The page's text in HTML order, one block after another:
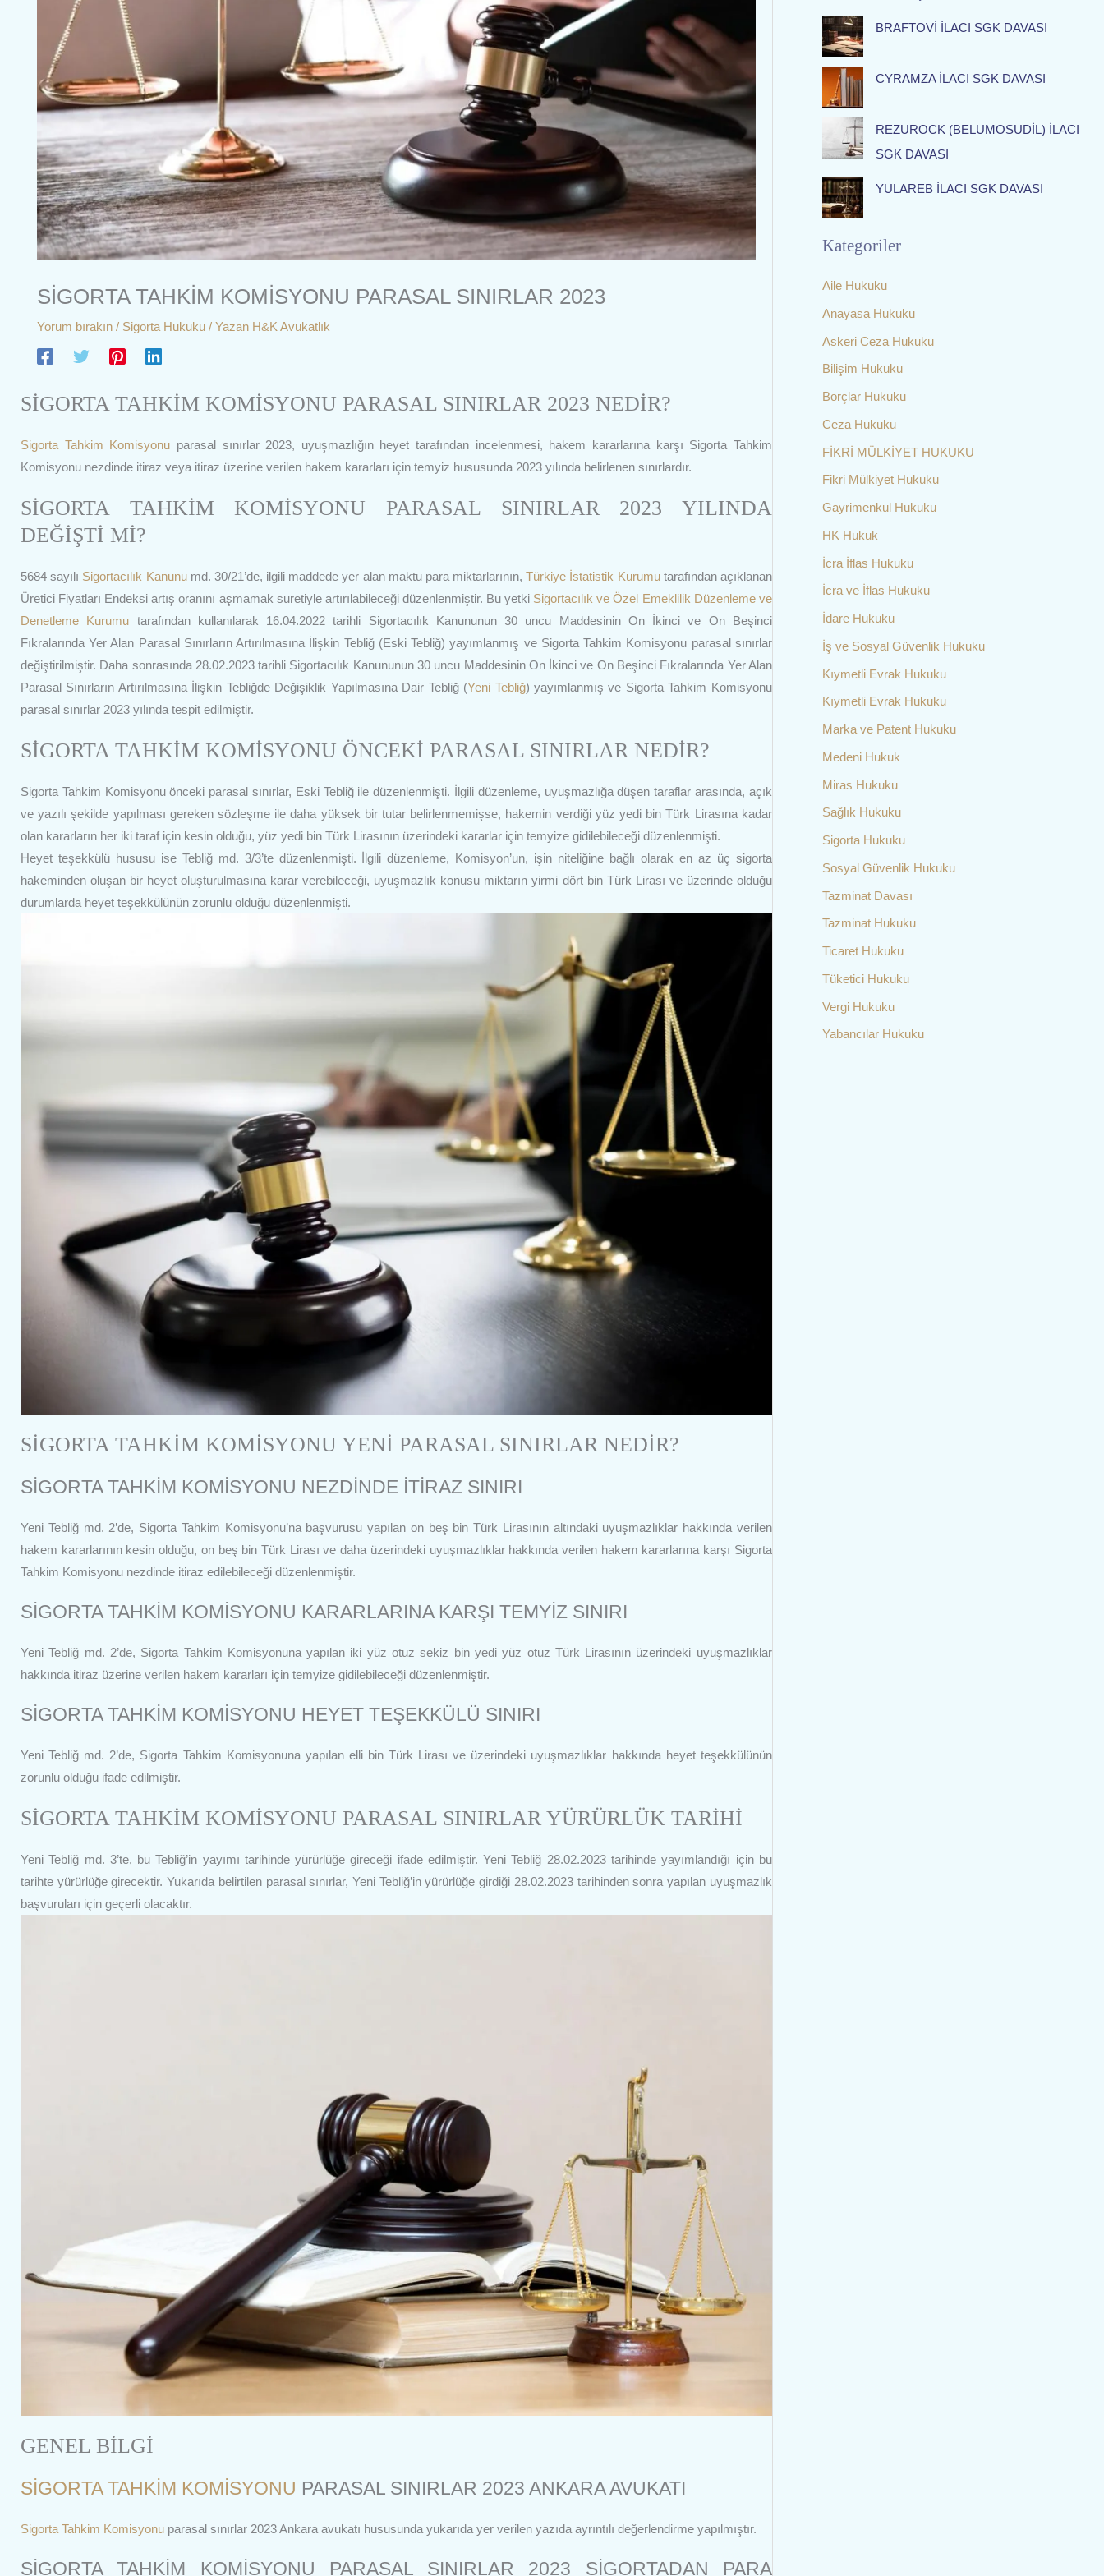
SİGORTA TAHKİM KOMİSYONU PARASAL SINIRLAR 2023
Yorum bırakın / Sigorta Hukuku / Yazan H&K Avukatlık
SİGORTA TAHKİM KOMİSYONU PARASAL SINIRLAR 2023 NEDİR?
Sigorta Tahkim Komisyonu parasal sınırlar 2023, uyuşmazlığın heyet tarafından incelenmesi, hakem kararlarına karşı Sigorta Tahkim
Komisyonu nezdinde itiraz veya itiraz üzerine verilen hakem kararları için temyiz hususunda 2023 yılında belirlenen sınırlardır.
SİGORTA TAHKİM KOMİSYONU PARASAL SINIRLAR 2023 YILINDA
DEĞİŞTİ Mİ?
5684 sayılı Sigortacılık Kanunumd. 30/21’de, ilgili maddede yer alan maktu para miktarlarının,Türkiye İstatistik Kurumutarafından açıklanan
Üretici Fiyatları Endeksi artış oranını aşmamak suretiyle artırılabileceği düzenlenmiştir. Bu yetki Sigortacılık ve Özel Emeklilik Düzenleme ve
Denetleme Kurumu tarafından kullanılarak 16.04.2022 tarihli Sigortacılık Kanununun 30 uncu Maddesinin On İkinci ve On Beşinci
Fıkralarında Yer Alan Parasal Sınırların Artırılmasına İlişkin Tebliğ (Eski Tebliğ) yayımlanmış ve Sigorta Tahkim Komisyonu parasal sınırlar
değiştirilmiştir. Daha sonrasında 28.02.2023 tarihli Sigortacılık Kanununun 30 uncu Maddesinin On İkinci ve On Beşinci Fıkralarında Yer Alan
Parasal Sınırların Artırılmasına İlişkin Tebliğde Değişiklik Yapılmasına Dair Tebliğ (Yeni Tebliğ) yayımlanmış ve Sigorta Tahkim Komisyonu
parasal sınırlar 2023 yılında tespit edilmiştir.
SİGORTA TAHKİM KOMİSYONU ÖNCEKİ PARASAL SINIRLAR NEDİR?
Sigorta Tahkim Komisyonu önceki parasal sınırlar, Eski Tebliğ ile düzenlenmişti. İlgili düzenleme, uyuşmazlığa düşen taraflar arasında, açık
ve yazılı şekilde yapılması gereken sözleşme ile daha yüksek bir tutar belirlenmemişse, hakemin verdiği yüz yedi bin Türk Lirasına kadar
olan kararların her iki taraf için kesin olduğu, yüz yedi bin Türk Lirasının üzerindeki kararlar için temyize gidilebileceği düzenlenmişti.
Heyet teşekkülü hususu ise Tebliğ md. 3/3’te düzenlenmişti. İlgili düzenleme, Komisyon’un, işin niteliğine bağlı olarak en az üç sigorta
hakeminden oluşan bir heyet oluşturulmasına karar verebileceği, uyuşmazlık konusu miktarın yirmi dört bin Türk Lirası ve üzerinde olduğu
durumlarda heyet teşekkülünün zorunlu olduğu düzenlenmişti.
SİGORTA TAHKİM KOMİSYONU YENİ PARASAL SINIRLAR NEDİR?
SİGORTA TAHKİM KOMİSYONU NEZDİNDE İTİRAZ SINIRI
Yeni Tebliğ md. 2’de, Sigorta Tahkim Komisyonu’na başvurusu yapılan on beş bin Türk Lirasının altındaki uyuşmazlıklar hakkında verilen
hakem kararlarının kesin olduğu, on beş bin Türk Lirası ve daha üzerindeki uyuşmazlıklar hakkında verilen hakem kararlarına karşı Sigorta
Tahkim Komisyonu nezdinde itiraz edilebileceği düzenlenmiştir.
SİGORTA TAHKİM KOMİSYONU KARARLARINA KARŞI TEMYİZ SINIRI
Yeni Tebliğ md. 2’de, Sigorta Tahkim Komisyonuna yapılan iki yüz otuz sekiz bin yedi yüz otuz Türk Lirasının üzerindeki uyuşmazlıklar
hakkında itiraz üzerine verilen hakem kararları için temyize gidilebileceği düzenlenmiştir.
SİGORTA TAHKİM KOMİSYONU HEYET TEŞEKKÜLÜ SINIRI
Yeni Tebliğ md. 2’de, Sigorta Tahkim Komisyonuna yapılan elli bin Türk Lirası ve üzerindeki uyuşmazlıklar hakkında heyet teşekkülünün
zorunlu olduğu ifade edilmiştir.
SİGORTA TAHKİM KOMİSYONU PARASAL SINIRLAR YÜRÜRLÜK TARİHİ
Yeni Tebliğ md. 3’te, bu Tebliğ’in yayımı tarihinde yürürlüğe gireceği ifade edilmiştir. Yeni Tebliğ 28.02.2023 tarihinde yayımlandığı için bu
tarihte yürürlüğe girecektir. Yukarıda belirtilen parasal sınırlar, Yeni Tebliğ’in yürürlüğe girdiği 28.02.2023 tarihinden sonra yapılan uyuşmazlık
başvuruları için geçerli olacaktır.
GENEL BİLGİ
SİGORTA TAHKİM KOMİSYONU PARASAL SINIRLAR 2023 ANKARA AVUKATI
Sigorta Tahkim Komisyonu parasal sınırlar 2023 Ankara avukatı hususunda yukarıda yer verilen yazıda ayrıntılı değerlendirme yapılmıştır.
SİGORTA TAHKİM KOMİSYONU PARASAL SINIRLAR 2023 SİGORTADAN PARA
o
r
:
BRAFTOVİ İLACI SGK DAVASI
CYRAMZA İLACI SGK DAVASI
REZUROCK (BELUMOSUDİL) İLACI
SGK DAVASI
YULAREB İLACI SGK DAVASI
Kategoriler
Aile Hukuku
Anayasa Hukuku
Askeri Ceza Hukuku
Bilişim Hukuku
Borçlar Hukuku
Ceza Hukuku
FİKRİ MÜLKİYET HUKUKU
Fikri Mülkiyet Hukuku
Gayrimenkul Hukuku
HK Hukuk
İcra İflas Hukuku
İcra ve İflas Hukuku
İdare Hukuku
İş ve Sosyal Güvenlik Hukuku
Kıymetli Evrak Hukuku
Kıymetli Evrak Hukuku
Marka ve Patent Hukuku
Medeni Hukuk
Miras Hukuku
Sağlık Hukuku
Sigorta Hukuku
Sosyal Güvenlik Hukuku
Tazminat Davası
Tazminat Hukuku
Ticaret Hukuku
Tüketici Hukuku
Vergi Hukuku
Yabancılar Hukuku